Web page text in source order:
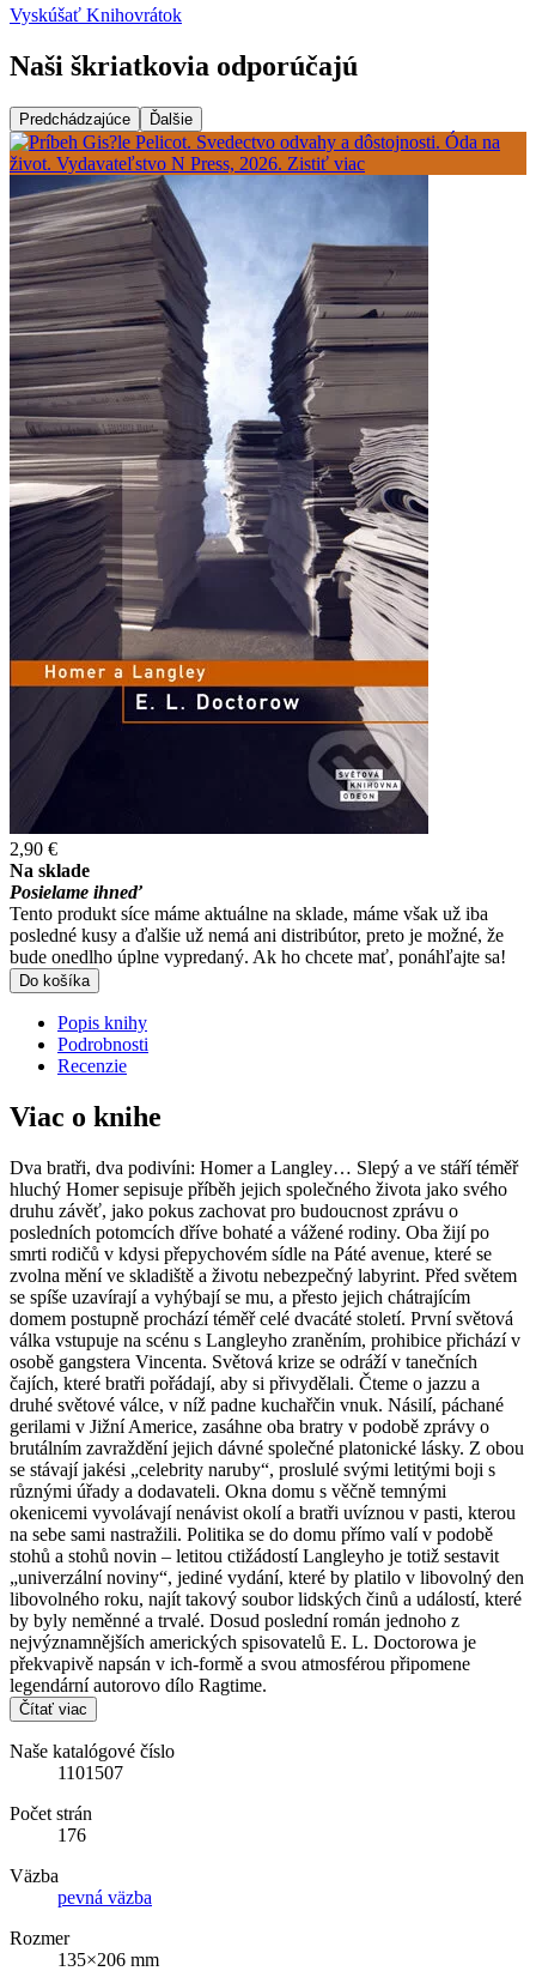
Vyskúšať Knihovrátok
Naši škriatkovia odporúčajú
Predchádzajúce Ďalšie
2,90 €
Na sklade
Posielame ihneď
Tento produkt síce máme aktuálne na sklade, máme však už iba
posledné kusy a ďalšie už nemá ani distribútor, preto je možné, že
bude onedlho úplne vypredaný. Ak ho chcete mať, ponáhľajte sa!
Do košíka
Popis knihy
Podrobnosti
Recenzie
Viac o knihe
Dva bratři, dva podivíni: Homer a Langley… Slepý a ve stáří téměř
hluchý Homer sepisuje příběh jejich společného života jako svého
druhu závěť, jako pokus zachovat pro budoucnost zprávu o
posledních potomcích dříve bohaté a vážené rodiny. Oba žijí po
smrti rodičů v kdysi přepychovém sídle na Páté avenue, které se
zvolna mění ve skladiště a životu nebezpečný labyrint. Před světem
se spíše uzavírají a vyhýbají se mu, a přesto jejich chátrajícím
domem postupně prochází téměř celé dvacáté století. První světová
válka vstupuje na scénu s Langleyho zraněním, prohibice přichází v
osobě gangstera Vincenta. Světová krize se odráží v tanečních
čajích, které bratři pořádají, aby si přivydělali. Čteme o jazzu a
druhé světové válce, v níž padne kuchařčin vnuk. Násilí, páchané
gerilami v Jižní Americe, zasáhne oba bratry v podobě zprávy o
brutálním zavraždění jejich dávné společné platonické lásky. Z obou
se stávají jakési „celebrity naruby“, proslulé svými letitými boji s
různými úřady a dodavateli. Okna domu s věčně temnými
okenicemi vyvolávají nenávist okolí a bratři uvíznou v pasti, kterou
na sebe sami nastražili. Politika se do domu přímo valí v podobě
stohů a stohů novin – letitou ctižádostí Langleyho je totiž sestavit
„univerzální noviny“, jediné vydání, které by platilo v libovolný den
libovolného roku, najít takový soubor lidských činů a událostí, které
by byly neměnné a trvalé. Dosud poslední román jednoho z
nejvýznamnějších amerických spisovatelů E. L. Doctorowa je
překvapivě napsán v ich-formě a svou atmosférou připomene
legendární autorovo dílo Ragtime.
Čítať viac
Naše katalógové číslo
1101507
Počet strán
176
Väzba
pevná väzba
Rozmer
135×206 mm